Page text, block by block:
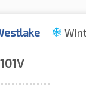
101V